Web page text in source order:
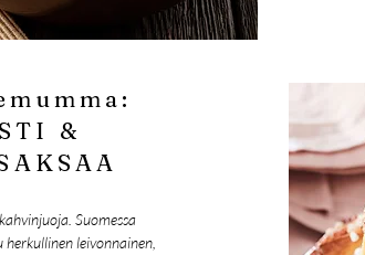
&
Suomessa
leivonnainen,